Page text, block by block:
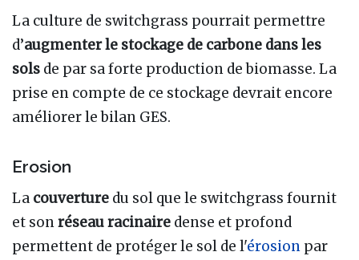
La culture de switchgrass pourrait permettre
d’augmenter le stockage de carbone dans les
sols de par sa forte production de biomasse. La
prise en compte de ce stockage devrait encore
améliorer le bilan GES.
Erosion
La couverture du sol que le switchgrass fournit
et sonréseau racinaire dense et profond
permettent de protéger le sol de l'érosion par